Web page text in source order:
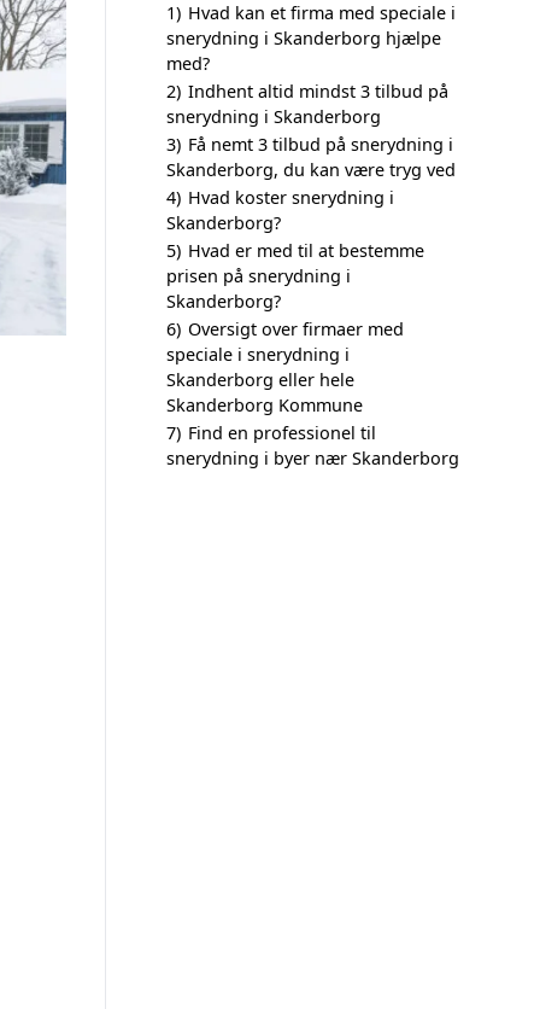
1) Hvad kan et firma med speciale i
snerydning i Skanderborg hjælpe
med?
2) Indhent altid mindst 3 tilbud på
snerydning i Skanderborg
3) Få nemt 3 tilbud på snerydning i
Skanderborg, du kan være tryg ved
4) Hvad koster snerydning i
Skanderborg?
5) Hvad er med til at bestemme
prisen på snerydning i
Skanderborg?
6) Oversigt over firmaer med
speciale i snerydning i
Skanderborg eller hele
Skanderborg Kommune
7) Find en professionel til
snerydning i byer nær Skanderborg